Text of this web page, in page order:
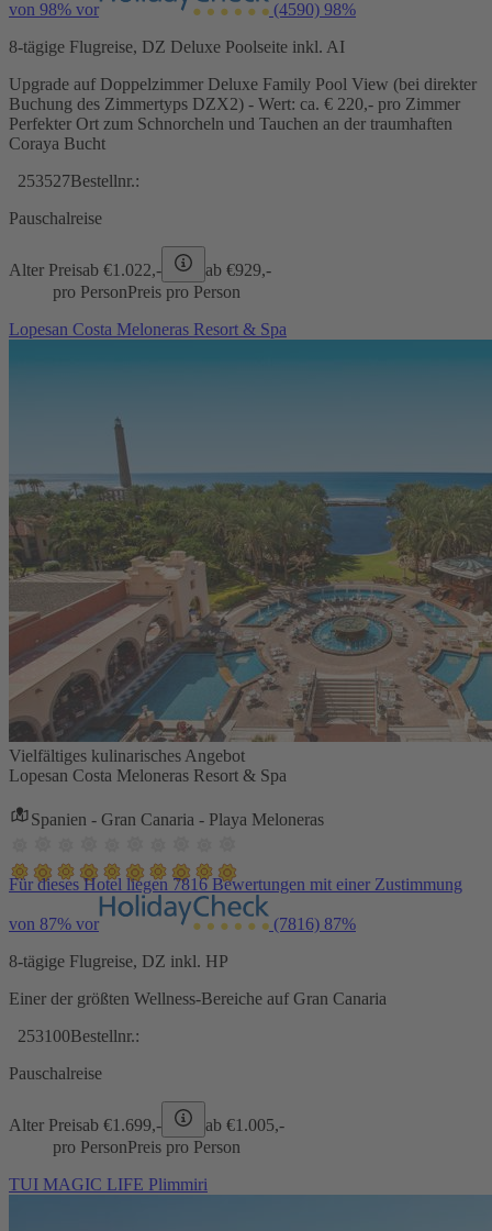
von 98% vor (4590) 98%
8-tägige Flugreise, DZ Deluxe Poolseite inkl. AI
Upgrade auf Doppelzimmer Deluxe Family Pool View (bei direkter
Buchung des Zimmertyps DZX2) - Wert: ca. € 220,- pro Zimmer
Perfekter Ort zum Schnorcheln und Tauchen an der traumhaften
Coraya Bucht
253527Bestellnr.:
Pauschalreise
Alter Preisab €1.022,- ab €929,-
pro PersonPreis pro Person
Lopesan Costa Meloneras Resort & Spa
Vielfältiges kulinarisches Angebot
Lopesan Costa Meloneras Resort & Spa
Spanien - Gran Canaria - Playa Meloneras
Für dieses Hotel liegen 7816 Bewertungen mit einer Zustimmung
von 87% vor (7816) 87%
8-tägige Flugreise, DZ inkl. HP
Einer der größten Wellness-Bereiche auf Gran Canaria
253100Bestellnr.:
Pauschalreise
Alter Preisab €1.699,- ab €1.005,-
pro PersonPreis pro Person
TUI MAGIC LIFE Plimmiri